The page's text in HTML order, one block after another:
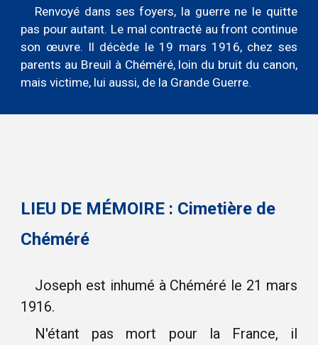
Renvoyé dans ses foyers, la guerre ne le quitte
pas pour autant. Le mal contracté au front continue
son œuvre. Il décède le 19 mars 1916, chez ses
parents au Breuil à Chéméré, loin du bruit du canon,
mais victime, lui aussi, de la Grande Guerre.
LIEU DE MÉMOIRE : Cimetière de
Chéméré
Joseph est inhumé à Chéméré le 21 mars
1916.
N'étant pas mort pour la France, il